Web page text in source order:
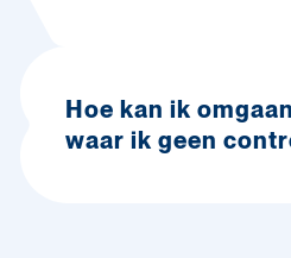
Hoe kan ik
waar ik geen